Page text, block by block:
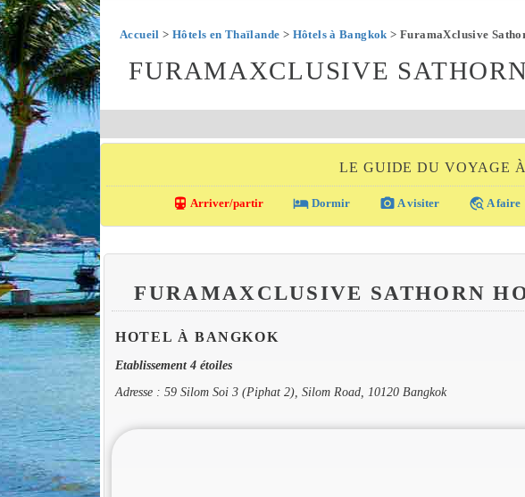
Accueil > Hôtels en Thaïlande > Hôtels à Bangkok > FuramaXclusive
FURAMAXCLUSIVE
LE GUIDE DU VOYAGE
directions_transit Arriver/partir local_hotel Dormir photo_camera A visiter travel_explore A faire
FURAMAXCLUSIVE SATHORN
HOTEL À BANGKOK
Etablissement 4 étoiles
Adresse : 59 Silom Soi 3 (Piphat 2), Silom Road, 10120 Bangkok